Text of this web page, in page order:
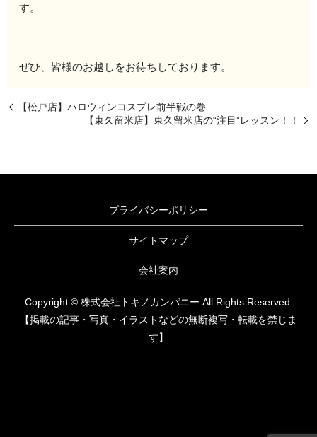
す。
ぜひ、皆様のお越しをお待ちしております。
【松戸店】ハロウィンコスプレ前半戦の巻
【東久留米店】東久留米店の“注目”レッスン！！
プライバシーポリシー
サイトマップ
会社案内
Copyright © 株式会社トキノカンパニー All Rights Reserved.
【掲載の記事・写真・イラストなどの無断複写・転載を禁じま
す】